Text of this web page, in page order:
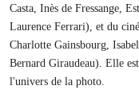
ANNE
SEX APPEAL
CATALOGUE
AUTEURS
Casta, Inès de Fressange,
Laurence Ferrari), et du
Charlotte Gainsbourg,
Bernard Giraudeau). Elle
l'univers de la photo.